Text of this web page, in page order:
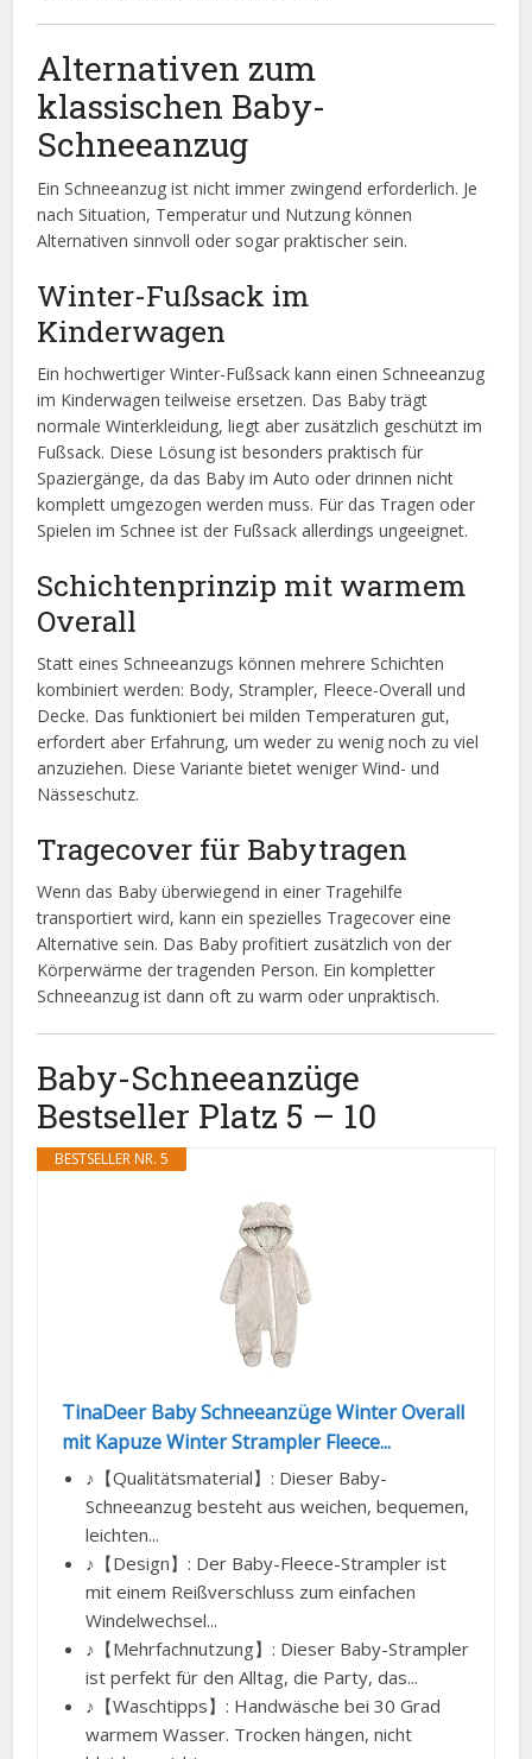
Alternativen zum
klassischen Baby-
Schneeanzug
Ein Schneeanzug ist nicht immer zwingend erforderlich. Je
nach Situation, Temperatur und Nutzung können
Alternativen sinnvoll oder sogar praktischer sein.
Winter-Fußsack im
Kinderwagen
Ein hochwertiger Winter-Fußsack kann einen Schneeanzug
im Kinderwagen teilweise ersetzen. Das Baby trägt
normale Winterkleidung, liegt aber zusätzlich geschützt im
Fußsack. Diese Lösung ist besonders praktisch für
Spaziergänge, da das Baby im Auto oder drinnen nicht
komplett umgezogen werden muss. Für das Tragen oder
Spielen im Schnee ist der Fußsack allerdings ungeeignet.
Schichtenprinzip mit warmem
Overall
Statt eines Schneeanzugs können mehrere Schichten
kombiniert werden: Body, Strampler, Fleece-Overall und
Decke. Das funktioniert bei milden Temperaturen gut,
erfordert aber Erfahrung, um weder zu wenig noch zu viel
anzuziehen. Diese Variante bietet weniger Wind- und
Nässeschutz.
Tragecover für Babytragen
Wenn das Baby überwiegend in einer Tragehilfe
transportiert wird, kann ein spezielles Tragecover eine
Alternative sein. Das Baby profitiert zusätzlich von der
Körperwärme der tragenden Person. Ein kompletter
Schneeanzug ist dann oft zu warm oder unpraktisch.
Baby-Schneeanzüge
Bestseller Platz 5 – 10
BESTSELLER NR. 5
TinaDeer Baby Schneeanzüge Winter Overall
mit Kapuze Winter Strampler Fleece...
♪【Qualitätsmaterial】: Dieser Baby-
Schneeanzug besteht aus weichen, bequemen,
leichten...
♪【Design】: Der Baby-Fleece-Strampler ist
mit einem Reißverschluss zum einfachen
Windelwechsel...
♪【Mehrfachnutzung】: Dieser Baby-Strampler
ist perfekt für den Alltag, die Party, das...
♪【Waschtipps】: Handwäsche bei 30 Grad
warmem Wasser. Trocken hängen, nicht